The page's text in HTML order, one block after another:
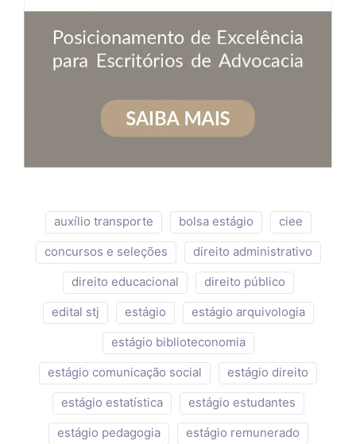
auxílio transporte bolsa estágio
ciee
concursos e seleções
direito administrativo
direito educacional
direito público
edital stj
estágio
estágio arquivologia
estágio biblioteconomia
estágio comunicação social
estágio direito
estágio estatística
estágio estudantes
estágio pedagogia
estágio remunerado